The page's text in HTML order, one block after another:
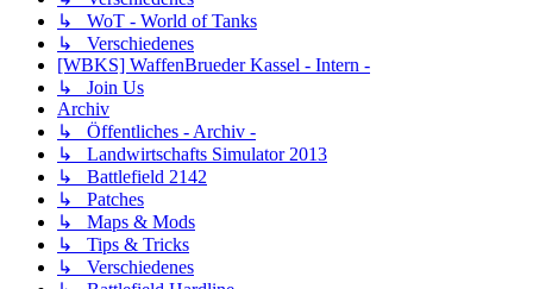
↳ WoT - World of Tanks
↳ Verschiedenes
[WBKS] WaffenBrueder Kassel - Intern -
↳ Join Us
Archiv
↳ Öffentliches - Archiv -
↳ Landwirtschafts Simulator 2013
↳ Battlefield 2142
↳ Patches
↳ Maps & Mods
↳ Tips & Tricks
↳ Verschiedenes